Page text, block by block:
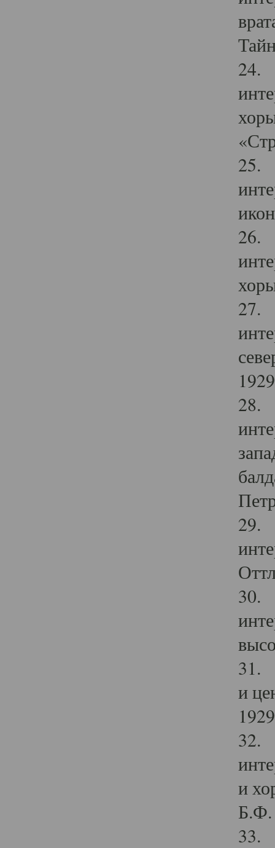
24.
25.
26.
27.
28.
29.
30.
31.
и
32.
и
Б.Ф.
33.